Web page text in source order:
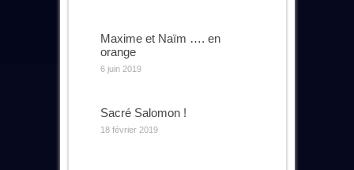
Maxime et Naïm …. en
orange
6 juin 2019
Sacré Salomon !
18 février 2019